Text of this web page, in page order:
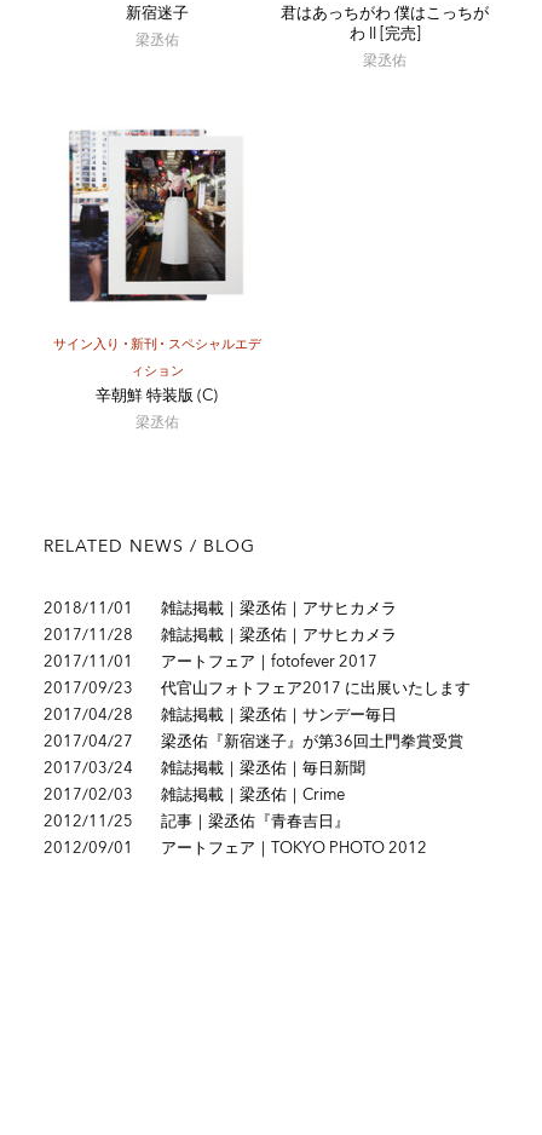
新宿迷子
梁丞佑
君はあっちがわ 僕はこっちが
わ II [完売]
梁丞佑
サイン入り 新刊
スペシャルエデ
ィション
辛朝鮮 特装版 (C)
梁丞佑
RELATED NEWS / BLOG
2018/11/01
雑誌掲載｜梁丞佑｜アサヒカメラ
2017/11/28
雑誌掲載｜梁丞佑｜アサヒカメラ
2017/11/01
アートフェア｜fotofever 2017
2017/09/23
代官山フォトフェア2017 に出展いたします
2017/04/28
雑誌掲載｜梁丞佑｜サンデー毎日
2017/04/27
梁丞佑『新宿迷子』が第36回土門拳賞受賞
2017/03/24
雑誌掲載｜梁丞佑｜毎日新聞
2017/02/03
雑誌掲載｜梁丞佑｜Crime
2012/11/25
記事｜梁丞佑『青春吉日』
2012/09/01
アートフェア｜TOKYO PHOTO 2012